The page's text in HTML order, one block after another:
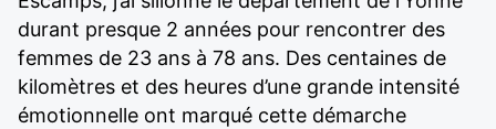
durant presque 2 années pour rencontrer des
femmes de 23 ans à 78 ans. Des centaines de
kilomètres et des heures d’une grande intensité
émotionnelle ont marqué cette démarche